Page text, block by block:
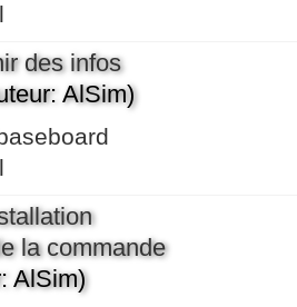
des infos
AlSim)
la commande